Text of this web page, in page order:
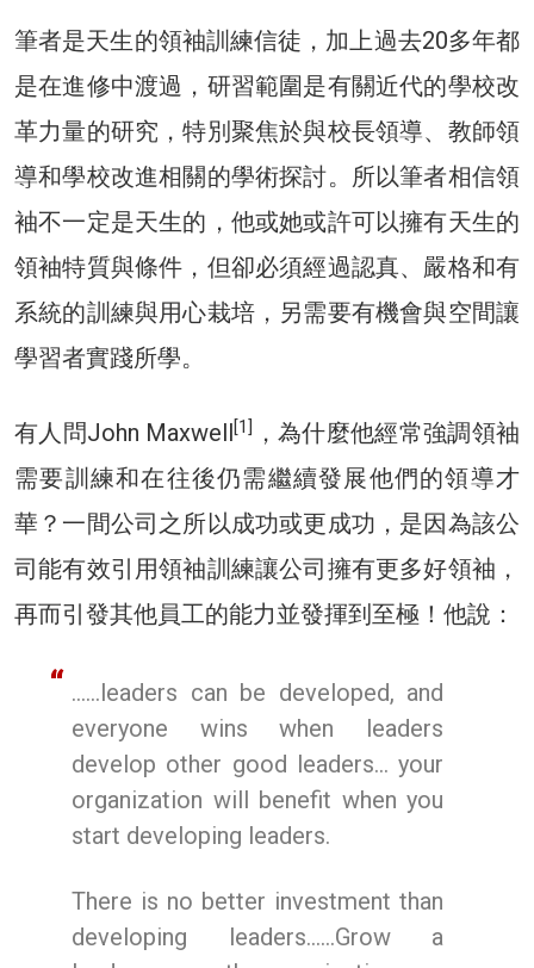
筆者是天生的領袖訓練信徒，加上過去20多年都
是在進修中渡過，研習範圍是有關近代的學校改
革力量的研究，特別聚焦於與校長領導、教師領
導和學校改進相關的學術探討。所以筆者相信領
袖不一定是天生的，他或她或許可以擁有天生的
領袖特質與條件，但卻必須經過認真、嚴格和有
系統的訓練與用心栽培，另需要有機會與空間讓
學習者實踐所學。
有人問John Maxwell[1]
，為什麼他經常強調領袖
需要訓練和在往後仍需繼續發展他們的領導才
華？一間公司之所以成功或更成功，是因為該公
司能有效引用領袖訓練讓公司擁有更多好領袖，
再而引發其他員工的能力並發揮到至極！他說：
……leaders can be developed, and
everyone wins when leaders
develop other good leaders… your
organization will benefit when you
start developing leaders.
There is no better investment than
developing leaders……Grow a